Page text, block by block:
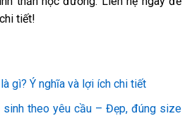
tiết!
gì? Ý nghĩa và lợi ích chi tiết
sinh theo yêu cầu – Đẹp, đúng size